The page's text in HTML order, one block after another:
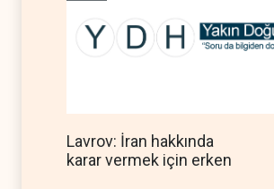
Lavrov: İran hakkında
karar vermek için erken